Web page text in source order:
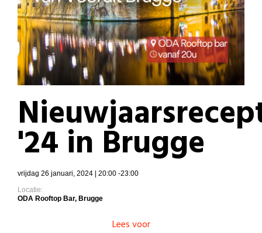
'24 in Brugge
vrijdag 26 januari, 2024 | 20:00 -23:00
Locatie:
ODA Rooftop Bar, Brugge
Lees voor